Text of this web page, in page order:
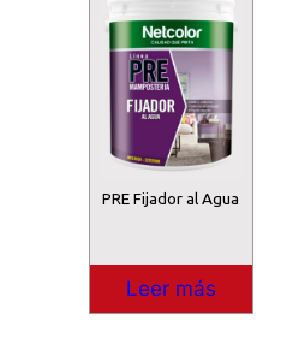
PRE Fijador al Agua
Leer más